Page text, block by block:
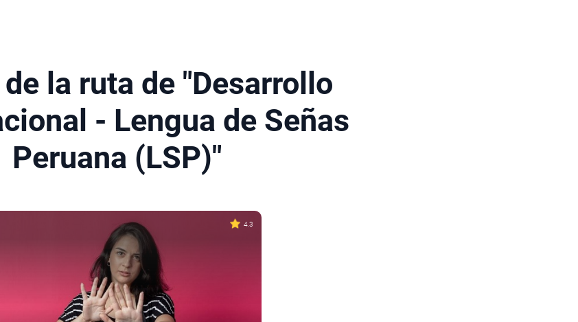
la ruta de "Desarrollo
- Lengua de Señas
Peruana (LSP)"
4.3